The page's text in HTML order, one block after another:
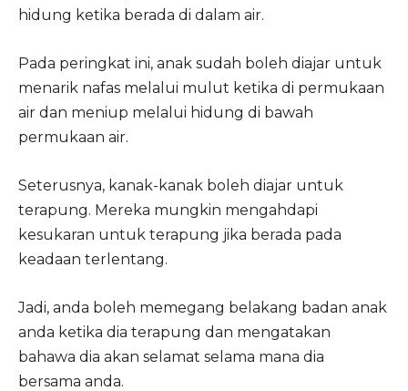
hidung ketika berada di dalam air.
Pada peringkat ini, anak sudah boleh diajar untuk
menarik nafas melalui mulut ketika di permukaan
air dan meniup melalui hidung di bawah
permukaan air.
Seterusnya, kanak-kanak boleh diajar untuk
terapung. Mereka mungkin mengahdapi
kesukaran untuk terapung jika berada pada
keadaan terlentang.
Jadi, anda boleh memegang belakang badan anak
anda ketika dia terapung dan mengatakan
bahawa dia akan selamat selama mana dia
bersama anda.